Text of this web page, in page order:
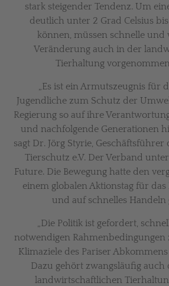
stark steigender Tendenz. Um
deutlich unter 2 Grad Celsius
können, müssen schnelle und
Veränderung auch in der
Tierhaltung
„Es ist ein Armutszeugnis für
Jugendliche zum Schutz der
Regierung so auf ihre
und nachfolgende Generationen
sagt Dr. Jörg Styrie,
Tierschutz e.V. Der Verband
Future. Die Bewegung hatte den
einem globalen Aktionstag für
und auf schnelles Handeln
„Die Politik ist gefordert,
notwendigen Rahmenbedingungen
Klimaziele des Pariser
Dazu gehört zwangsläufig
landwirtschaftlichen